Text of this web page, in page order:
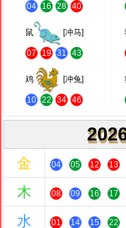
04 16 28 40
鼠 [冲马]
07 19 31 43
鸡 [冲兔]
10 22 34 46
金 04 05 12 13
木 08 09 16 17
水 01 14 15 22